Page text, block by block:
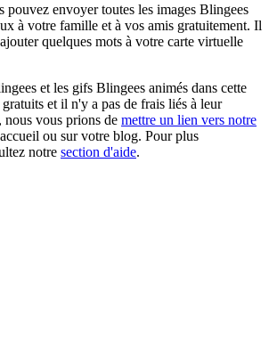
pouvez envoyer toutes les images Blingees
à votre famille et à vos amis gratuitement. Il
quelques mots à votre carte virtuelle
et les gifs Blingees animés dans cette
et il n'y a pas de frais liés à leur
vous prions de mettre un lien vers notre
ou sur votre blog. Pour plus
notre section d'aide.